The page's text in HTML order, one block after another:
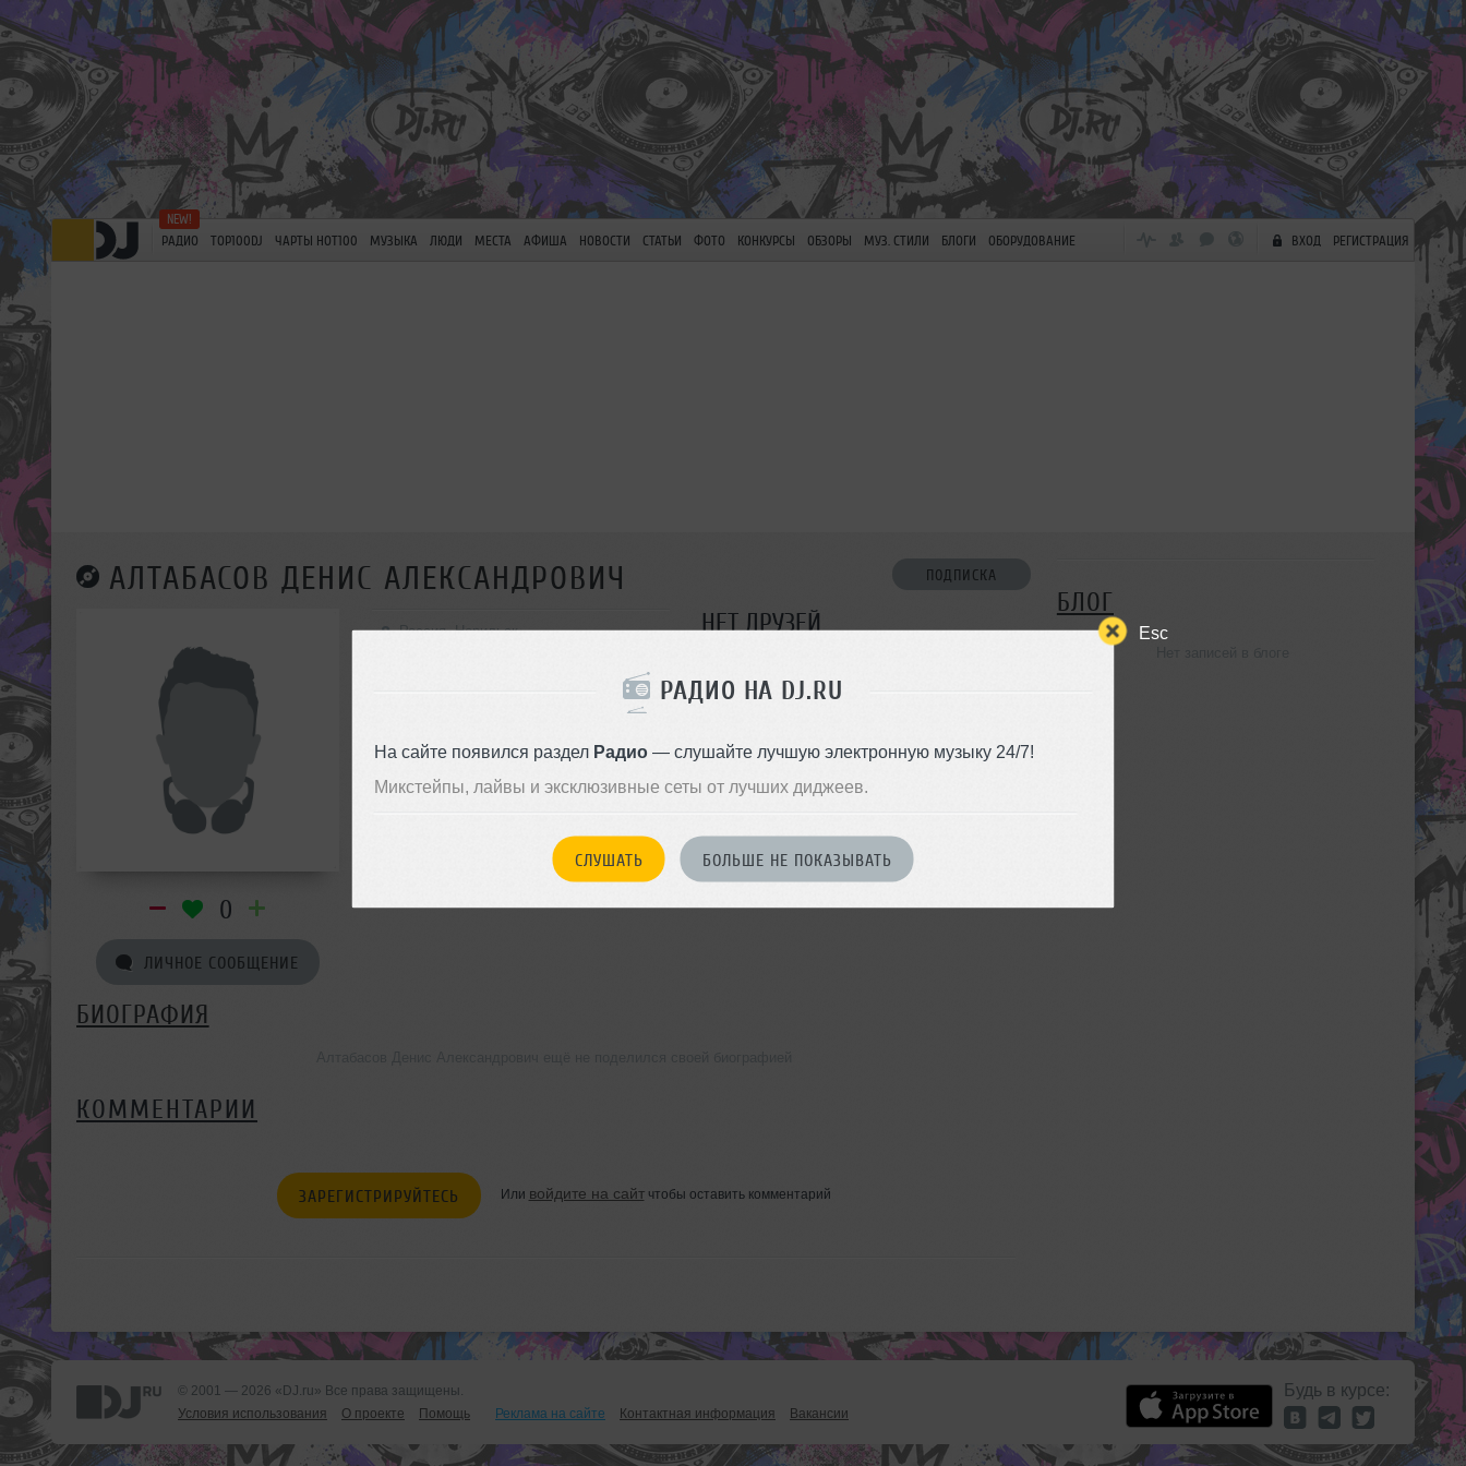
Esc
РАДИО НА DJ.RU
На сайте появился раздел Радио— слушайте лучшую электронную музыку 24/7!
Микстейпы, лайвы и эксклюзивные сеты от лучших диджеев.
СЛУШАТЬ БОЛЬШЕ НЕ ПОКАЗЫВАТЬ
РАДИО TOP100DJ ЧАРТЫ HOT100 МУЗЫКА ЛЮДИ МЕСТА АФИША НОВОСТИ СТАТЬИ ФОТО КОНКУРСЫ ОБЗОРЫ МУЗ. СТИЛИ БЛОГИ ОБОРУДОВАНИЕ ВХОД РЕГИСТРАЦИЯ
АЛТАБАСОВ ДЕНИС АЛЕКСАНДРОВИЧ ПОДПИСКА
0
ЛИЧНОЕ СООБЩЕНИЕ
Россия, Норильск НЕТ ДРУЗЕЙ
БИОГРАФИЯ
КОММЕНТАРИИ
ЗАРЕГИСТРИРУЙТЕСЬ Или войдите на сайтчтобы оставить комментарий
БЛОГ
© 2001 — 2026 «DJ.ru» Все права защищены.
Условия использования
О проекте Помощь Реклама на сайте Контактная информация Вакансии
Будь в курсе: